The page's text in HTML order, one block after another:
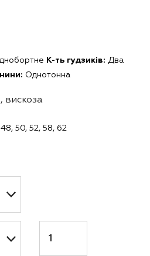
К-ть гудзиків: Два
Однотонна
вискоза
50, 52, 58, 62